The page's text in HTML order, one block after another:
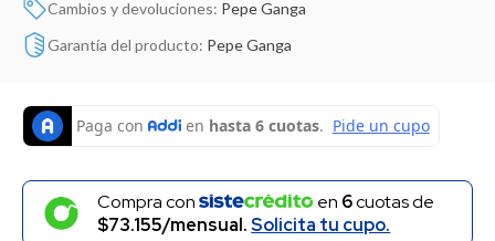
Cambios y devoluciones: Pepe Ganga
Garantía del producto: Pepe Ganga
Compra con en 6cuotas de
$73.155/mensual.Solicita tu cupo.